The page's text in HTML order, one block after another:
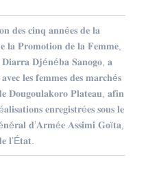
𝐝𝐞𝐬 𝐜𝐢𝐧𝐪 𝐚𝐧𝐧é𝐞𝐬 𝐝𝐞 𝐥𝐚
𝐥𝐚 𝐏𝐫𝐨𝐦𝐨𝐭𝐢𝐨𝐧 𝐝𝐞 𝐥𝐚 𝐅𝐞𝐦𝐦𝐞,
𝐃𝐢𝐚𝐫𝐫𝐚 𝐃𝐣é𝐧é𝐛𝐚 𝐒𝐚𝐧𝐨𝐠𝐨, 𝐚
𝐚𝐯𝐞𝐜 𝐥𝐞𝐬 𝐟𝐞𝐦𝐦𝐞𝐬 𝐝𝐞𝐬 𝐦𝐚𝐫𝐜𝐡é𝐬
𝐃𝐨𝐮𝐠𝐨𝐮𝐥𝐚𝐤𝐨𝐫𝐨 𝐏𝐥𝐚𝐭𝐞𝐚𝐮, 𝐚𝐟𝐢𝐧
𝐞𝐧𝐫𝐞𝐠𝐢𝐬𝐭𝐫é𝐞𝐬 𝐬𝐨𝐮𝐬 𝐥𝐞
𝐝’𝐀𝐫𝐦é𝐞 𝐀𝐬𝐬𝐢𝐦𝐢 𝐆𝐨ï𝐭𝐚,